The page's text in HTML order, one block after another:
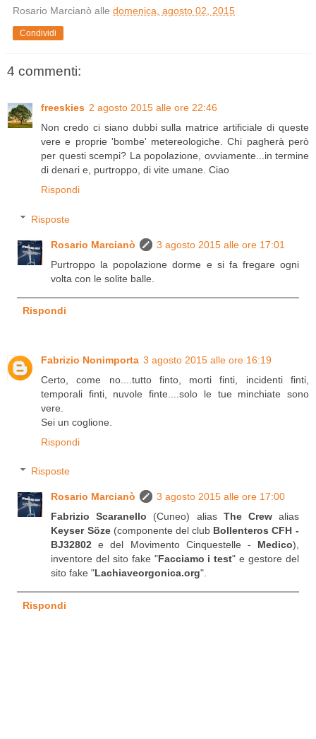
Rosario Marcianò alle domenica, agosto 02, 2015
Condividi
4 commenti:
freeskies 2 agosto 2015 alle ore 22:46
Non credo ci siano dubbi sulla matrice artificiale di queste
vere e proprie 'bombe' metereologiche. Chi pagherà però
per questi scempi? La popolazione, ovviamente...in termine
di denari e, purtroppo, di vite umane. Ciao
Rispondi
Risposte
Rosario Marcianò
3 agosto 2015 alle ore 17:01
Purtroppo la popolazione dorme e si fa fregare ogni
volta con le solite balle.
Rispondi
Fabrizio Nonimporta 3 agosto 2015 alle ore 16:19
Certo, come no....tutto finto, morti finti, incidenti finti,
temporali finti, nuvole finte....solo le tue minchiate sono
vere.
Sei un coglione.
Rispondi
Risposte
Rosario Marcianò
3 agosto 2015 alle ore 17:00
Fabrizio Scaranello (Cuneo) alias The Crewalias
Keyser Söze(componente del club Bollenteros CFH -
BJ32802 e del Movimento Cinquestelle - Medico),
inventore del sito fake "Facciamo i test" e gestore del
sito fake "Lachiaveorgonica.org".
Rispondi